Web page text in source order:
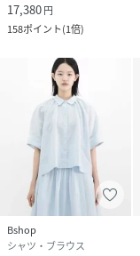
17,380円
158ポイント(1倍)
Bshop
シャツ・ブラウス